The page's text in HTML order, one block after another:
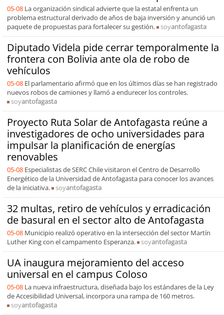
05-08 La organización sindical advierte que la estatal enfrenta un
problema estructural derivado de años de baja inversión y anunció un
paquete de propuestas para fortalecer su gestión.
soyantofagasta
Diputado Videla pide cerrar temporalmente la
frontera con Bolivia ante ola de robo de
vehículos
05-08 El parlamentario afirmó que en los últimos días se han registrado
nuevos robos de camiones y llamó a endurecer los controles.
soyantofagasta
Proyecto Ruta Solar de Antofagasta reúne a
investigadores de ocho universidades para
impulsar la planificación de energías
renovables
05-08 Especialistas de SERC Chile visitaron el Centro de Desarrollo
Energético de la Universidad de Antofagasta para conocer los avances
de la iniciativa.
soyantofagasta
32 multas, retiro de vehículos y erradicación
de basural en el sector alto de Antofagasta
05-08 Municipio realizó operativo en la intersección del sector Martín
Luther King con el campamento Esperanza.
soyantofagasta
UA inaugura mejoramiento del acceso
universal en el campus Coloso
05-08 La nueva infraestructura, diseñada bajo los estándares de la Ley
de Accesibilidad Universal, incorpora una rampa de 160 metros.
soyantofagasta